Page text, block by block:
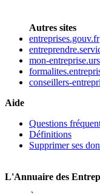
Autres sites
entreprises.gouv.fr
mon-
conseillers-
Aide
Questions
Définitions
Supprimer ses
L'Annuaire des